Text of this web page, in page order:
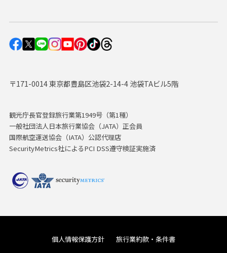
〒171-0014 東京都豊島区池袋2-14-4 池袋TAビル5階
観光庁長官登録旅行業第1949号（第1種）
一般社団法人日本旅行業協会（JATA）正会員
国際航空運送協会（IATA）公認代理店
SecurityMetrics社によるPCI DSS遵守検証実施済
個人情報保護方針 旅行業約款・条件書